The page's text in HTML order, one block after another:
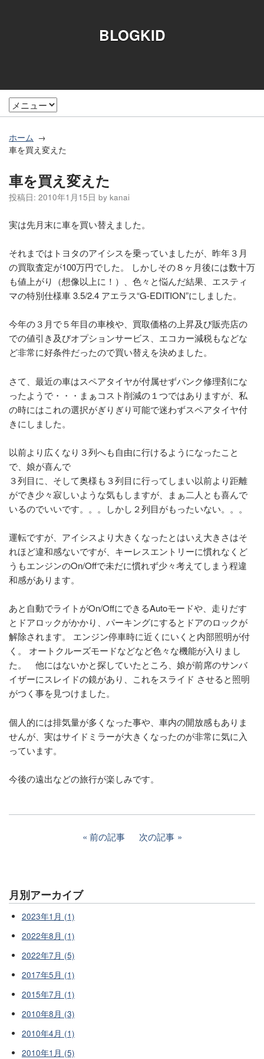
BLOGKID
ホーム
車を買え変えた
車を買え変えた
投稿日: 2010年1月15日 by kanai
実は先月末に車を買い替えました。
それまではトヨタのアイシスを乗っていましたが、昨年３月
の買取査定が100万円でした。 しかしその８ヶ月後には数十万
も値上がり（想像以上に！）、色々と悩んだ結果、エスティ
マの特別仕様車 3.5/2.4 アエラス“G-EDITION”にしました。
今年の３月で５年目の車検や、買取価格の上昇及び販売店の
での値引き及びオプションサービス、エコカー減税もなどな
ど非常に好条件だったので買い替えを決めました。
さて、最近の車はスペアタイヤが付属せずパンク修理剤にな
ったようで・・・まぁコスト削減の１つではありますが、私
の時にはこれの選択がぎりぎり可能で迷わずスペアタイヤ付
きにしました。
以前より広くなり３列へも自由に行けるようになったこと
で、娘が喜んで
３列目に、そして奥様も３列目に行ってしまい以前より距離
ができ少々寂しいような気もしますが、まぁ二人とも喜んで
いるのでいいです。。。しかし２列目がもったいない。。。
運転ですが、アイシスより大きくなったとはいえ大きさはそ
れほど違和感ないですが、キーレスエントリーに慣れなくど
うもエンジンのOn/Offで未だに慣れず少々考えてしまう程違
和感があります。
あと自動でライトがOn/OffにできるAutoモードや、走りだす
とドアロックがかかり、パーキングにするとドアのロックが
解除されます。 エンジン停車時に近くにいくと内部照明が付
く。 オートクルーズモードなどなど色々な機能が入りまし
た。 他にはないかと探していたところ、娘が前席のサンバ
イザーにスレイドの鏡があり、これをスライド させると照明
がつく事を見つけました。
個人的には排気量が多くなった事や、車内の開放感もありま
せんが、実はサイドミラーが大きくなったのが非常に気に入
っています。
今後の遠出などの旅行が楽しみです。
前の記事 次の記事
月別アーカイブ
2023年1月 (1)
2022年8月 (1)
2022年7月 (5)
2017年5月 (1)
2015年7月 (1)
2010年8月 (3)
2010年4月 (1)
2010年1月 (5)